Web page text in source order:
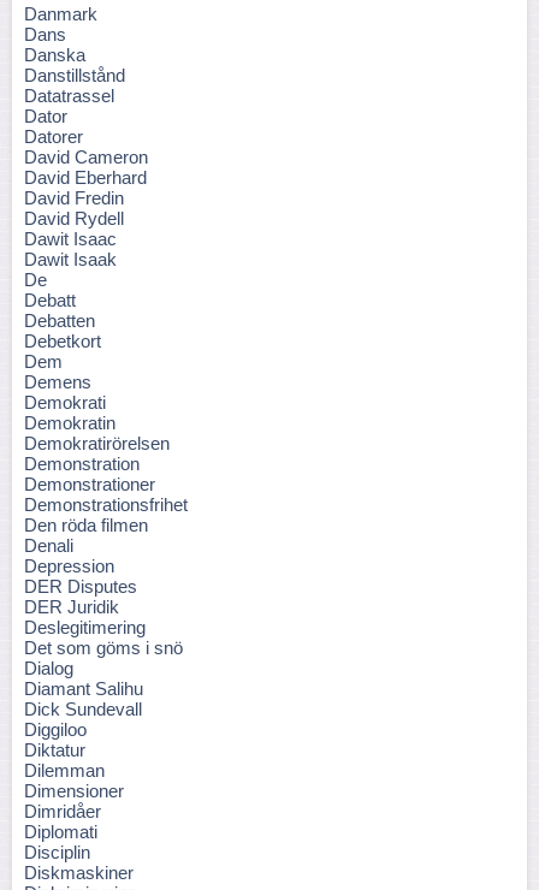
Danmark
Dans
Danska
Danstillstånd
Datatrassel
Dator
Datorer
David Cameron
David Eberhard
David Fredin
David Rydell
Dawit Isaac
Dawit Isaak
De
Debatt
Debatten
Debetkort
Dem
Demens
Demokrati
Demokratin
Demokratirörelsen
Demonstration
Demonstrationer
Demonstrationsfrihet
Den röda filmen
Denali
Depression
DER Disputes
DER Juridik
Deslegitimering
Det som göms i snö
Dialog
Diamant Salihu
Dick Sundevall
Diggiloo
Diktatur
Dilemman
Dimensioner
Dimridåer
Diplomati
Disciplin
Diskmaskiner